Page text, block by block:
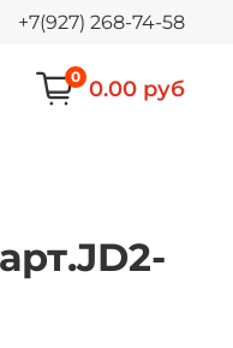
+7(927) 268-74-58
0 0.00 руб